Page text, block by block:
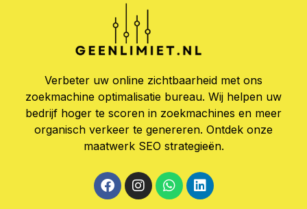
Verbeter uw online zichtbaarheid met ons
zoekmachine optimalisatie bureau. Wij helpen uw
bedrijf hoger te scoren in zoekmachines en meer
organisch verkeer te genereren. Ontdek onze
maatwerk SEO strategieën.